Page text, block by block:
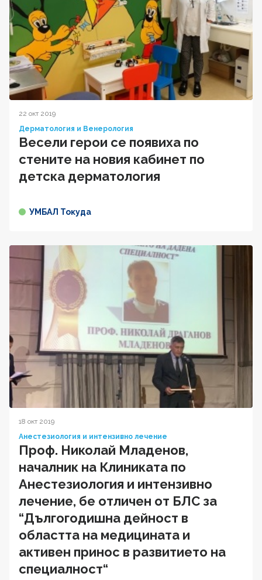
22 окт 2019
Дерматология и Венерология
Весели герои се появиха по
стените на новия кабинет по
детска дерматология
УМБАЛ Токуда
18 окт 2019
Анестезиология и интензивно лечение
Проф. Николай Младенов,
началник на Клиниката по
Анестезиология и интензивно
лечение, бе отличен от БЛС за
“Дългогодишна дейност в
областта на медицината и
активен принос в развитието на
специалност“